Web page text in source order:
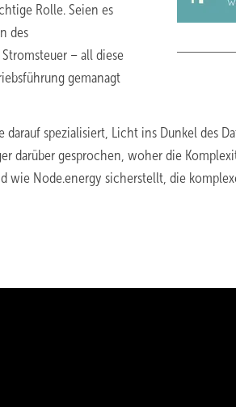
Rolle. Seien es
des
– all diese
gemanagt
spezialisiert, Licht ins Dunkel des
darüber gesprochen, woher die
wie Node.energy sicherstellt, die